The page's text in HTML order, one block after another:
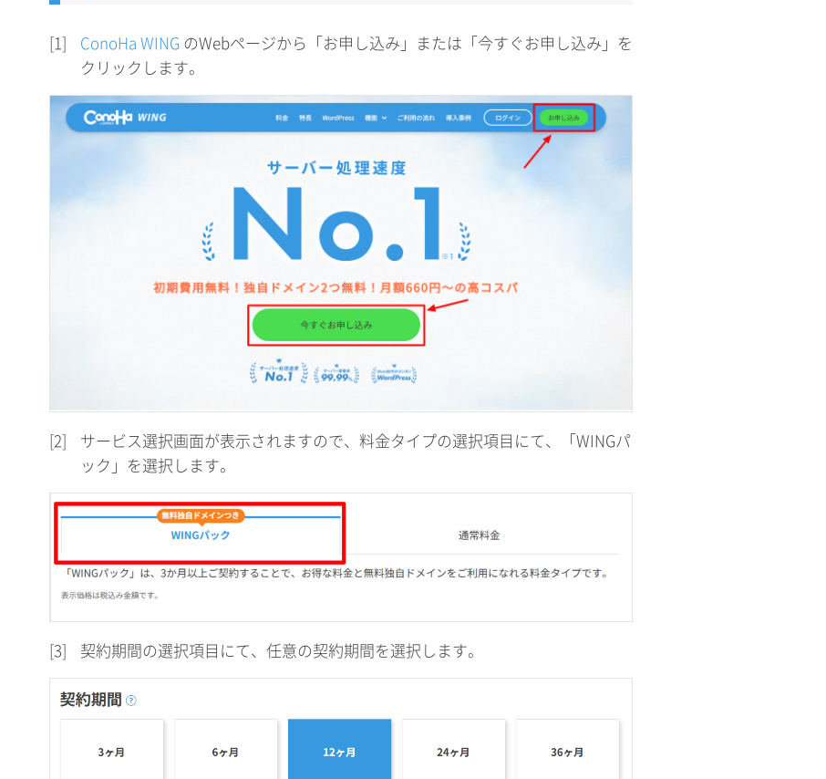
[1] ConoHa WING のWebページから「お申し込み」または「今すぐお申し込み」を
クリックします。
[2]
サービス選択画面が表示されますので、料金タイプの選択項目にて、「WINGパ
ック」を選択します。
[3] 契約期間の選択項目にて、任意の契約期間を選択します。